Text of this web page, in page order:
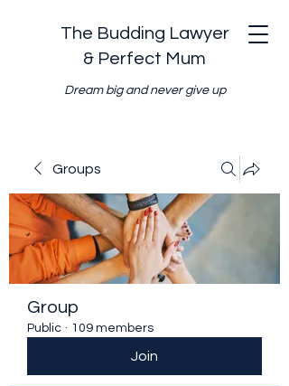
The Budding Lawyer
& Perfect Mum
Dream big and never give up
Groups
Group
Public · 109 members
Join